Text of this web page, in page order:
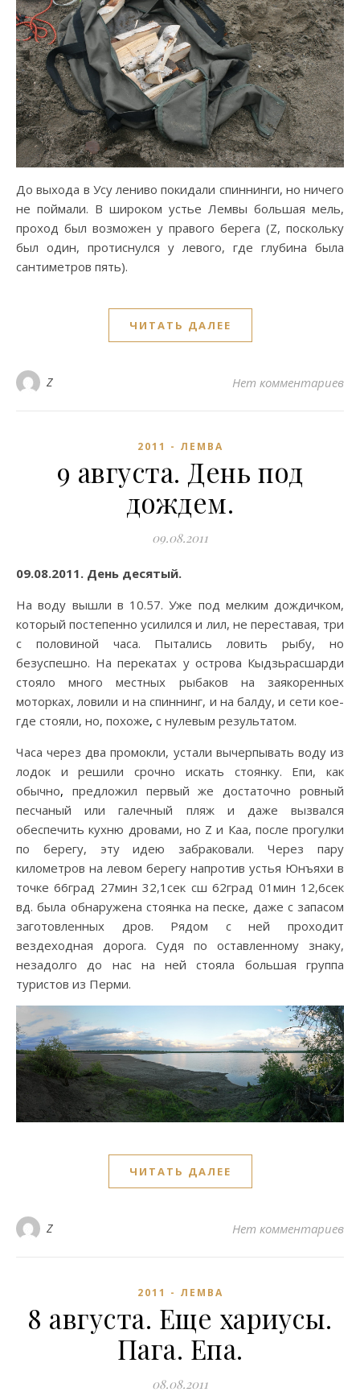
До выхода в Усу лениво покидали спиннинги, но ничего
не поймали. В широком устье Лемвы большая мель,
проход был возможен у правого берега (Z, поскольку
был один, протиснулся у левого, где глубина была
сантиметров пять).
ЧИТАТЬ ДАЛЕЕ
Z Нет комментариев
2011 - ЛЕМВА
9 августа. День под
дождем.
09.08.2011
09.08.2011. День десятый.
На воду вышли в 10.57. Уже под мелким дождичком,
который постепенно усилился и лил, не переставая, три
с половиной часа. Пытались ловить рыбу, но
безуспешно. На перекатах у острова Кыдзьрасшарди
стояло много местных рыбаков на заякоренных
моторках, ловили и на спиннинг, и на балду, и сети кое-
где стояли, но, похоже, с нулевым результатом.
Часа через два промокли, устали вычерпывать воду из
лодок и решили срочно искать стоянку. Епи, как
обычно, предложил первый же достаточно ровный
песчаный или галечный пляж и даже вызвался
обеспечить кухню дровами, но Z и Каа, после прогулки
по берегу, эту идею забраковали. Через пару
километров на левом берегу напротив устья Юнъяхи в
точке 66град 27мин 32,1сек сш 62град 01мин 12,6сек
вд. была обнаружена стоянка на песке, даже с запасом
заготовленных дров. Рядом с ней проходит
вездеходная дорога. Судя по оставленному знаку,
незадолго до нас на ней стояла большая группа
туристов из Перми.
ЧИТАТЬ ДАЛЕЕ
Z Нет комментариев
2011 - ЛЕМВА
8 августа. Еще хариусы.
Пага. Епа.
08.08.2011